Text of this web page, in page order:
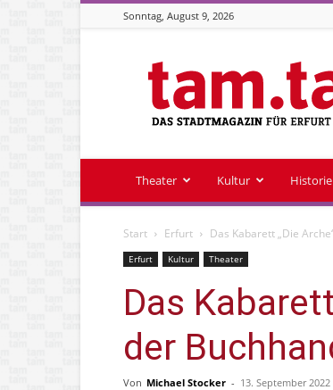
Sonntag, August 9, 2026
tam.tam
Theater Kultur Historie
Start Erfurt Das Kabarett „Die
Erfurt Kultur Theater
Das
der
Von Michael Stocker - 13. September 2022